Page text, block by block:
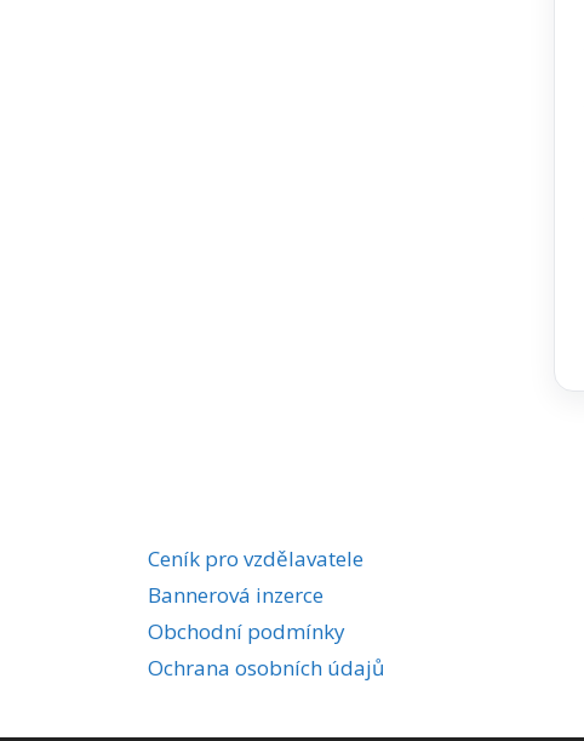
Ceník pro vzdělavatele
Bannerová inzerce
Obchodní podmínky
Ochrana osobních údajů